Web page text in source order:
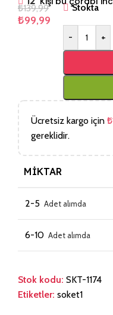
₺139,99
₺99,99
Stokta
- +
Ücretsiz kargo için ₺
gereklidir.
MIKTAR
2-5
6-10
Stok kodu: SKT-1174
Etiketler: soket1